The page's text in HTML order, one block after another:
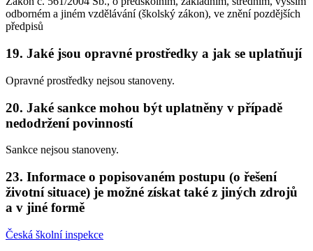
odborném a jiném vzdělávání (školský zákon), ve znění pozdějších
předpisů
19. Jaké jsou opravné prostředky a jak se uplatňují
Opravné prostředky nejsou stanoveny.
20. Jaké sankce mohou být uplatněny v případě
nedodržení povinností
Sankce nejsou stanoveny.
23. Informace o popisovaném postupu (o řešení
životní situace) je možné získat také z jiných zdrojů
a v jiné formě
Česká školní inspekce